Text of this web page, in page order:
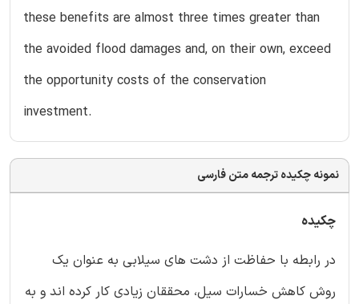
these benefits are almost three times greater than
the avoided flood damages and, on their own, exceed
the opportunity costs of the conservation
investment.
نمونه چکیده ترجمه متن فارسی
چکیده
در رابطه با حفاظت از دشت های سیلابی به عنوان یک
روش کاهش خسارات سیل، محققان زیادی کار کرده اند و به